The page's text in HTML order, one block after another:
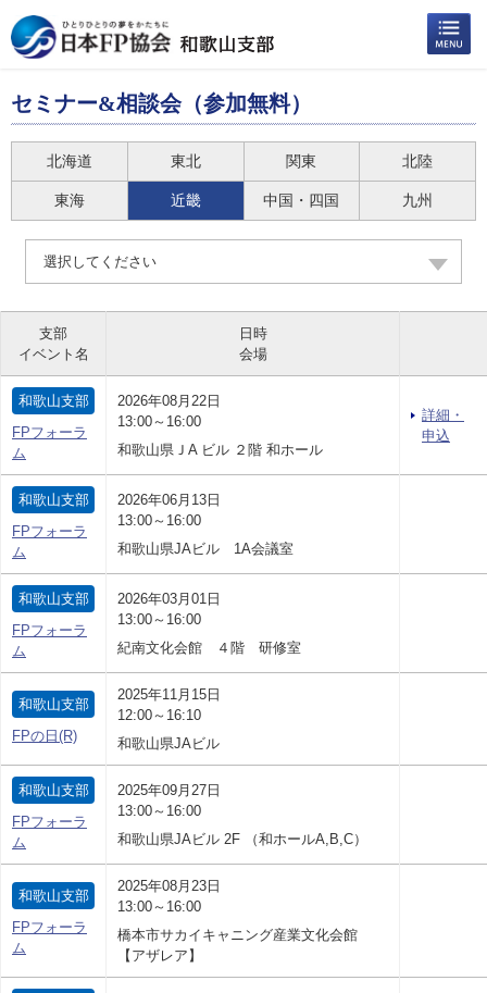
セミナー&相談会（参加無料）
北海道 東北 関東 北陸
東海 近畿 中国・四国 九州
選択してください
支部
イベント名
日時
会場
和歌山支部
FPフォーラ
ム
2026年08月22日
13:00～16:00
和歌山県ＪA ビル ２階 和ホール
詳細・
申込
和歌山支部
FPフォーラ
ム
2026年06月13日
13:00～16:00
和歌山県JAビル 1A会議室
和歌山支部
FPフォーラ
ム
2026年03月01日
13:00～16:00
紀南文化会館 ４階 研修室
和歌山支部
FPの日(R)
2025年11月15日
12:00～16:10
和歌山県JAビル
和歌山支部
FPフォーラ
ム
2025年09月27日
13:00～16:00
和歌山県JAビル 2F （和ホールA,B,C）
和歌山支部
FPフォーラ
ム
2025年08月23日
13:00～16:00
橋本市サカイキャニング産業文化会館
【アザレア】